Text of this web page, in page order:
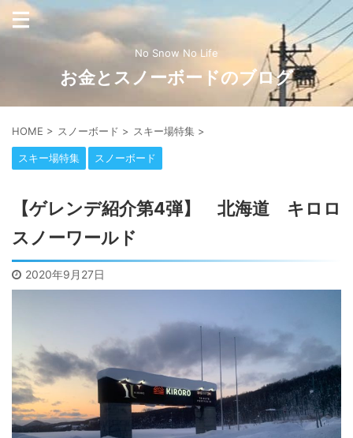
No Snow No Life
お金とスノーボードのブログ
HOME > スノーボード > スキー場特集 >
スキー場特集 スノーボード
【ゲレンデ紹介第4弾】 北海道 キロロ
スノーワールド
2020年9月27日